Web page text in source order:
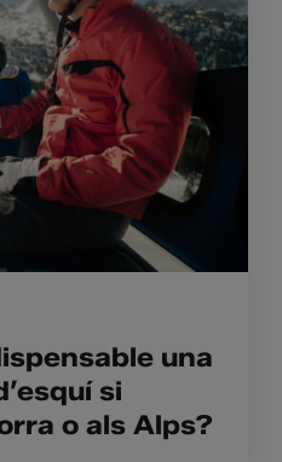
una
si
o als Alps?